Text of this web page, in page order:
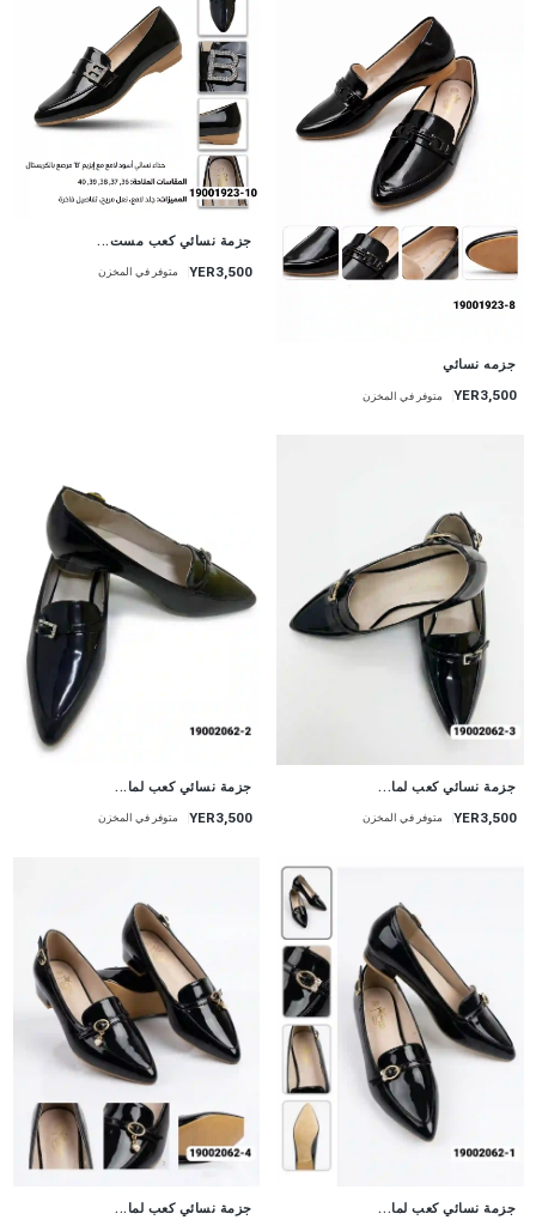
جزمه نسائي
YER3,500 متوفر في المخزن
جزمة نسائي كعب مست...
YER3,500 متوفر في المخزن
جزمة نسائي كعب لما...
YER3,500 متوفر في المخزن
جزمة نسائي كعب لما...
YER3,500 متوفر في المخزن
جزمة نسائي كعب لما... جزمة نسائي كعب لما...